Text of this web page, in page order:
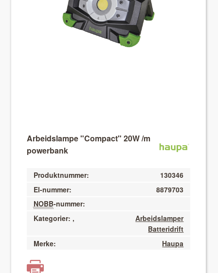
About VIX
Arbeidslampe "Compact" 20W /m
powerbank
Produktnummer:
130346
El-nummer:
8879703
NOBB-nummer:
Kategorier:
Arbeidslamper
,
Batteridrift
Merke:
Haupa